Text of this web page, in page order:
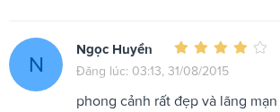
N
Ngọc Huyền
Đăng lúc: 03:13, 31/08/2015
phong cảnh rất đẹp và lãng mạn